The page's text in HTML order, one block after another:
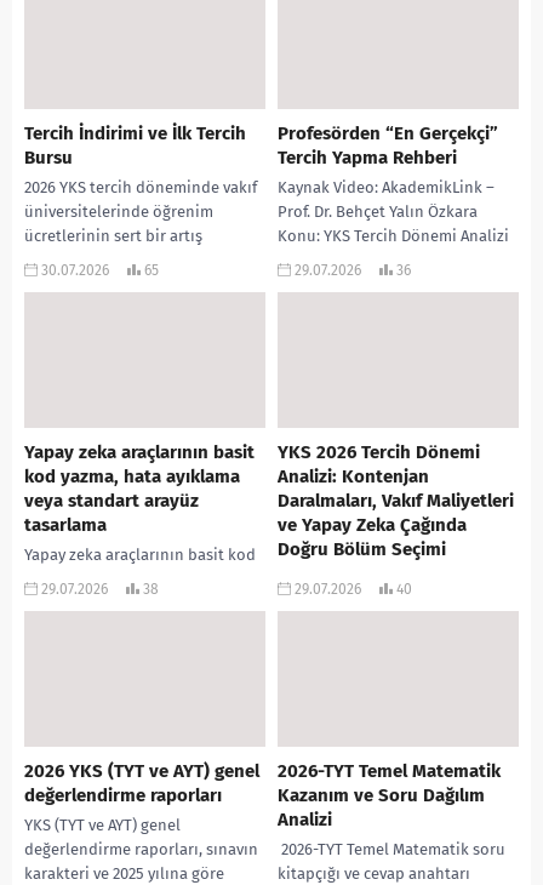
Tercih İndirimi ve İlk Tercih
Bursu
2026 YKS tercih döneminde vakıf
üniversitelerinde öğrenim
ücretlerinin sert bir artış
göstermesi (özellikle ücretli ve
30.07.2026 65
Profesörden “En Gerçekçi”
Tercih Yapma Rehberi
Kaynak Video: AkademikLink –
Prof. Dr. Behçet Yalın Özkara
Konu: YKS Tercih Dönemi Analizi
ve Gerçekçi Üniversite/Bölüm
29.07.2026 36
Yapay zeka araçlarının basit
kod yazma, hata ayıklama
veya standart arayüz
tasarlama
Yapay zeka araçlarının basit kod
yazma, hata ayıklama veya
29.07.2026 38
YKS 2026 Tercih Dönemi
Analizi: Kontenjan
Daralmaları, Vakıf Maliyetleri
ve Yapay Zeka Çağında
Doğru Bölüm Seçimi
Yükseköğretim Kurumları Sınavı
29.07.2026 40
2026 YKS (TYT ve AYT) genel
değerlendirme raporları
YKS (TYT ve AYT) genel
değerlendirme raporları, sınavın
karakteri ve 2025 yılına göre
2026-TYT Temel Matematik
Kazanım ve Soru Dağılım
Analizi
2026-TYT Temel Matematik soru
kitapçığı ve cevap anahtarı